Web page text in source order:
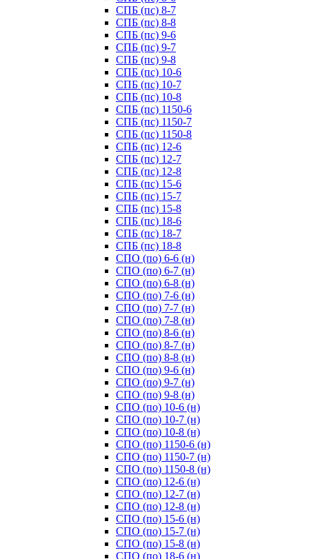
СПБ (пс) 8-7
СПБ (пс) 8-8
СПБ (пс) 9-6
СПБ (пс) 9-7
СПБ (пс) 9-8
СПБ (пс) 10-6
СПБ (пс) 10-7
СПБ (пс) 10-8
СПБ (пс) 1150-6
СПБ (пс) 1150-7
СПБ (пс) 1150-8
СПБ (пс) 12-6
СПБ (пс) 12-7
СПБ (пс) 12-8
СПБ (пс) 15-6
СПБ (пс) 15-7
СПБ (пс) 15-8
СПБ (пс) 18-6
СПБ (пс) 18-7
СПБ (пс) 18-8
СПО (по) 6-6 (н)
СПО (по) 6-7 (н)
СПО (по) 6-8 (н)
СПО (по) 7-6 (н)
СПО (по) 7-7 (н)
СПО (по) 7-8 (н)
СПО (по) 8-6 (н)
СПО (по) 8-7 (н)
СПО (по) 8-8 (н)
СПО (по) 9-6 (н)
СПО (по) 9-7 (н)
СПО (по) 9-8 (н)
СПО (по) 10-6 (н)
СПО (по) 10-7 (н)
СПО (по) 10-8 (н)
СПО (по) 1150-6 (н)
СПО (по) 1150-7 (н)
СПО (по) 1150-8 (н)
СПО (по) 12-6 (н)
СПО (по) 12-7 (н)
СПО (по) 12-8 (н)
СПО (по) 15-6 (н)
СПО (по) 15-7 (н)
СПО (по) 15-8 (н)
СПО (по) 18-6 (н)